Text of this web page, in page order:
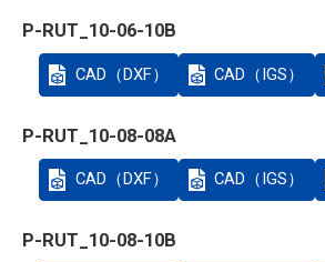
P-RUT_10-06-10B
CAD（DXF） CAD（IGS）
P-RUT_10-08-08A
CAD（DXF） CAD（IGS）
P-RUT_10-08-10B